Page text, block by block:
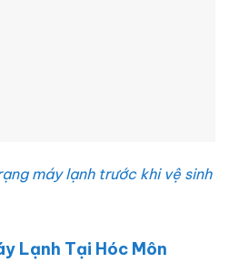
máy lạnh trước khi vệ sinh
Lạnh Tại Hóc Môn